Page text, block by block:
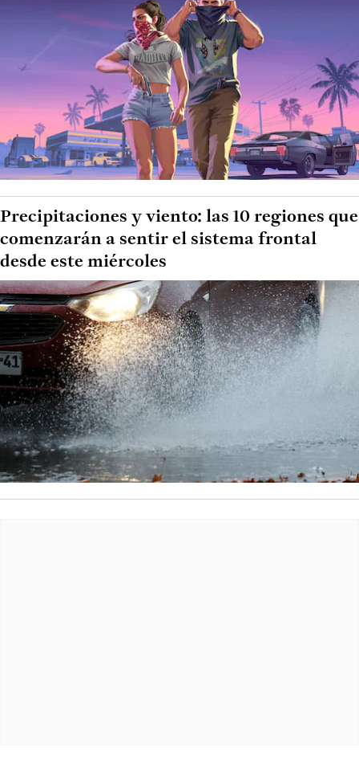
Precipitaciones y viento: las 10 regiones que
comenzarán a sentir el sistema frontal
desde este miércoles